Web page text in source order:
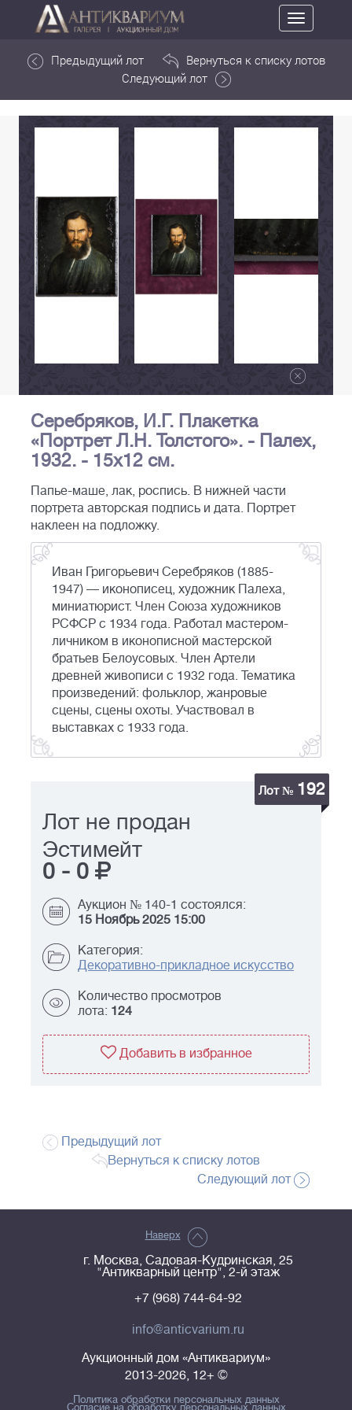
Toggle
navigation
Предыдущий лот
Вернуться к списку лотов
Следующий лот
Серебряков, И.Г. Плакетка
«Портрет Л.Н. Толстого». - Палех,
1932. - 15х12 см.
Папье-маше, лак, роспись. В нижней части
портрета авторская подпись и дата. Портрет
наклеен на подложку.
Иван Григорьевич Серебряков (1885-
1947) — иконописец, художник Палеха,
миниатюрист. Член Союза художников
РСФСР с 1934 года. Работал мастером-
личником в иконописной мастерской
братьев Белоусовых. Член Артели
древней живописи с 1932 года. Тематика
произведений: фольклор, жанровые
сцены, сцены охоты. Участвовал в
выставках с 1933 года.
Лот № 192
Лот не продан
Эстимейт
0 - 0
Аукцион № 140-1 состоялся:
15 Ноябрь 2025 15:00
Категория:
Декоративно-прикладное искусство
Количество просмотров
лота: 124
Добавить в избранное
Предыдущий лот
Вернуться к списку лотов
Следующий лот
Наверх
г. Москва, Садовая-Кудринская, 25
"Антикварный центр", 2-й этаж
+7 (968) 744-64-92
info@anticvarium.ru
Аукционный дом «Антиквариум»
2013-2026, 12+ ©
Политика обработки персональных данных
Согласие на обработку персональных данных